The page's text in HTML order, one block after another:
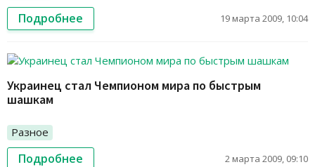
Подробнее 19 марта 2009, 10:04
Украинец стал Чемпионом мира по быстрым
шашкам
Разное
Подробнее 2 марта 2009, 09:10